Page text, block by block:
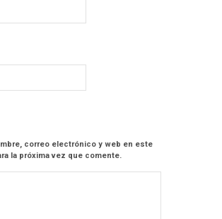
correo electrónico y web en este
la próxima vez que comente.